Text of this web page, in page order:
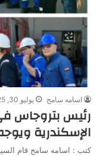
اسامه سامح يوليو 30, 2025
رئيس بتروجاس
الإسكندرية
كتب : اسامه سامح قام